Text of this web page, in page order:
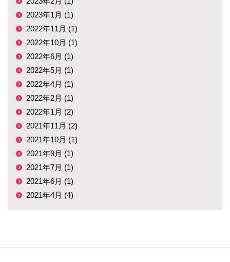
2023年1月 (1)
2022年11月 (1)
2022年10月 (1)
2022年6月 (1)
2022年5月 (1)
2022年4月 (1)
2022年2月 (1)
2022年1月 (2)
2021年11月 (2)
2021年10月 (1)
2021年9月 (1)
2021年7月 (1)
2021年6月 (1)
2021年4月 (4)